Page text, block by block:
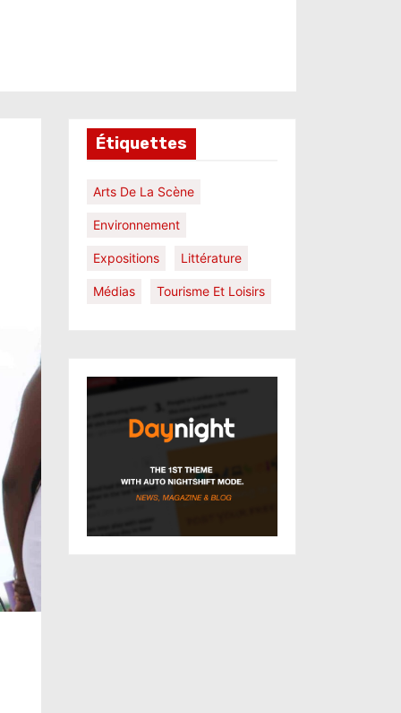
Étiquettes
Arts De La Scène
Environnement
Expositions Littérature
Médias Tourisme Et Loisirs